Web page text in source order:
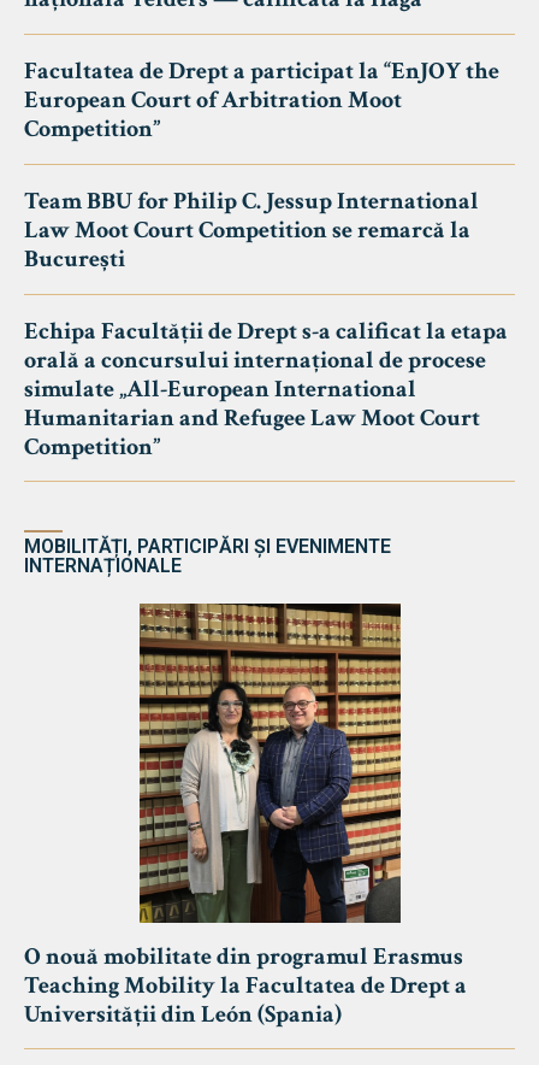
Facultatea de Drept a participat la “EnJOY the
European Court of Arbitration Moot
Competition”
Team BBU for Philip C. Jessup International
Law Moot Court Competition se remarcă la
București
Echipa Facultății de Drept s-a calificat la etapa
orală a concursului internațional de procese
simulate „All-European International
Humanitarian and Refugee Law Moot Court
Competition”
MOBILITĂȚI, PARTICIPĂRI ȘI EVENIMENTE
INTERNAȚIONALE
O nouă mobilitate din programul Erasmus
Teaching Mobility la Facultatea de Drept a
Universității din León (Spania)